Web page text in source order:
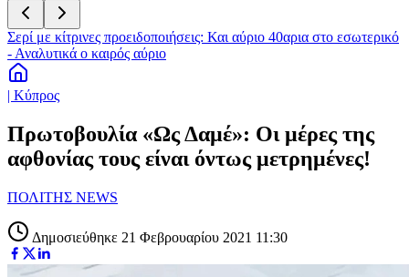
Σερί με κίτρινες προειδοποιήσεις: Και αύριο 40αρια στο εσωτερικό
- Αναλυτικά ο καιρός αύριο
| Κύπρος
Πρωτοβουλία «Ως Δαμέ»: Οι μέρες της
αφθονίας τους είναι όντως μετρημένες!
ΠΟΛΙΤΗΣ NEWS
Δημοσιεύθηκε 21 Φεβρουαρίου 2021 11:30